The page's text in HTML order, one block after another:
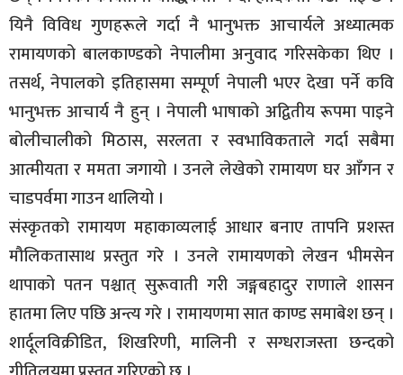
यिनै विविध गुणहरूले गर्दा नै भानुभक्त आचार्यले अध्यात्मक
रामायणको बालकाण्डको नेपालीमा अनुवाद गरिसकेका थिए ।
तसर्थ, नेपालको इतिहासमा सम्पूर्ण नेपाली भएर देखा पर्ने कवि
भानुभक्त आचार्य नै हुन् । नेपाली भाषाको अद्वितीय रूपमा पाइने
बोलीचालीको मिठास, सरलता र स्वभाविकताले गर्दा सबैमा
आत्मीयता र ममता जगायो । उनले लेखेको रामायण घर आँगन र
चाडपर्वमा गाउन थालियो ।
संस्कृतको रामायण महाकाव्यलाई आधार बनाए तापनि प्रशस्त
मौलिकतासाथ प्रस्तुत गरे । उनले रामायणको लेखन भीमसेन
थापाको पतन पश्चात् सुरूवाती गरी जङ्गबहादुर राणाले शासन
हातमा लिए पछि अन्त्य गरे । रामायणमा सात काण्ड समाबेश छन् ।
शार्दूलविक्रीडित, शिखरिणी, मालिनी र सग्धराजस्ता छन्दको